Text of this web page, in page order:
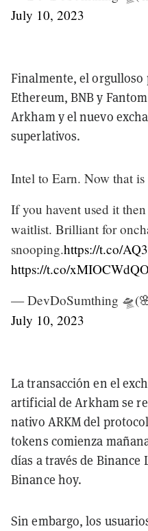
July 10, 2023
Finalmente, el orgulloso
Ethereum, BNB y
Arkham y el nuevo
superlativos.
Intel to Earn. Now that
If you havent used it
waitlist. Brilliant for
snooping.https://t.co/
https://t.co/
— DevDoSumthing
July 10, 2023
La transacción en el
artificial de Arkham se
nativo ARKM del
tokens comienza
días a través de
Binance hoy.
Sin embargo, los